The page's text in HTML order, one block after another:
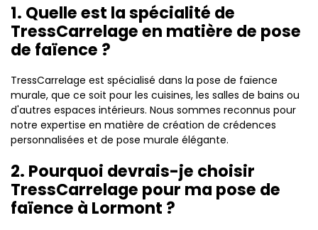
1. Quelle est la spécialité de
TressCarrelage en matière de pose
de faïence ?
TressCarrelage est spécialisé dans la pose de faïence
murale, que ce soit pour les cuisines, les salles de bains ou
d'autres espaces intérieurs. Nous sommes reconnus pour
notre expertise en matière de création de crédences
personnalisées et de pose murale élégante.
2. Pourquoi devrais-je choisir
TressCarrelage pour ma pose de
faïence à Lormont ?